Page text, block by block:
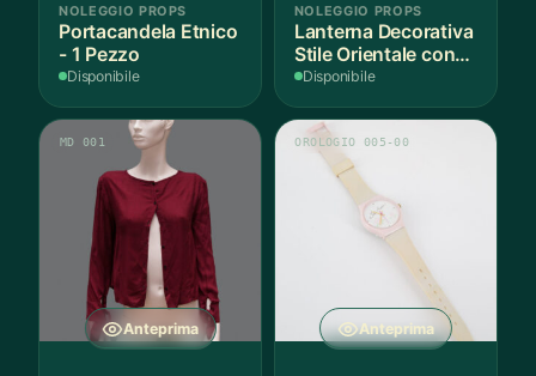
NOLEGGIO PROPS
Portacandela Etnico
- 1 Pezzo
Disponibile
NOLEGGIO PROPS
Lanterna Decorativa
Stile Orientale con
Vetri Rossi
Disponibile
Anteprima
MD 001
Anteprima
OROLOGIO 005-00